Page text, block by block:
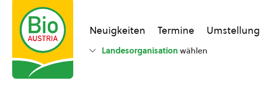
Neuigkeiten Termine Umstellung
Landesorganisation wählen